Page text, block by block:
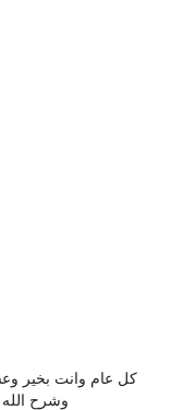
كل عام وانت بخير
وشرح